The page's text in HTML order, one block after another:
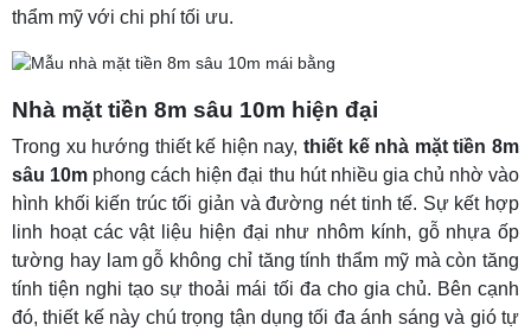
thẩm mỹ với chi phí tối ưu.
Nhà mặt tiền 8m sâu 10m hiện đại
Trong xu hướng thiết kế hiện nay,thiết kế nhà mặt tiền 8m
sâu 10m phong cách hiện đại thu hút nhiều gia chủ nhờ vào
hình khối kiến trúc tối giản và đường nét tinh tế. Sự kết hợp
linh hoạt các vật liệu hiện đại như nhôm kính, gỗ nhựa ốp
tường hay lam gỗ không chỉ tăng tính thẩm mỹ mà còn tăng
tính tiện nghi tạo sự thoải mái tối đa cho gia chủ. Bên cạnh
đó, thiết kế này chú trọng tận dụng tối đa ánh sáng và gió tự